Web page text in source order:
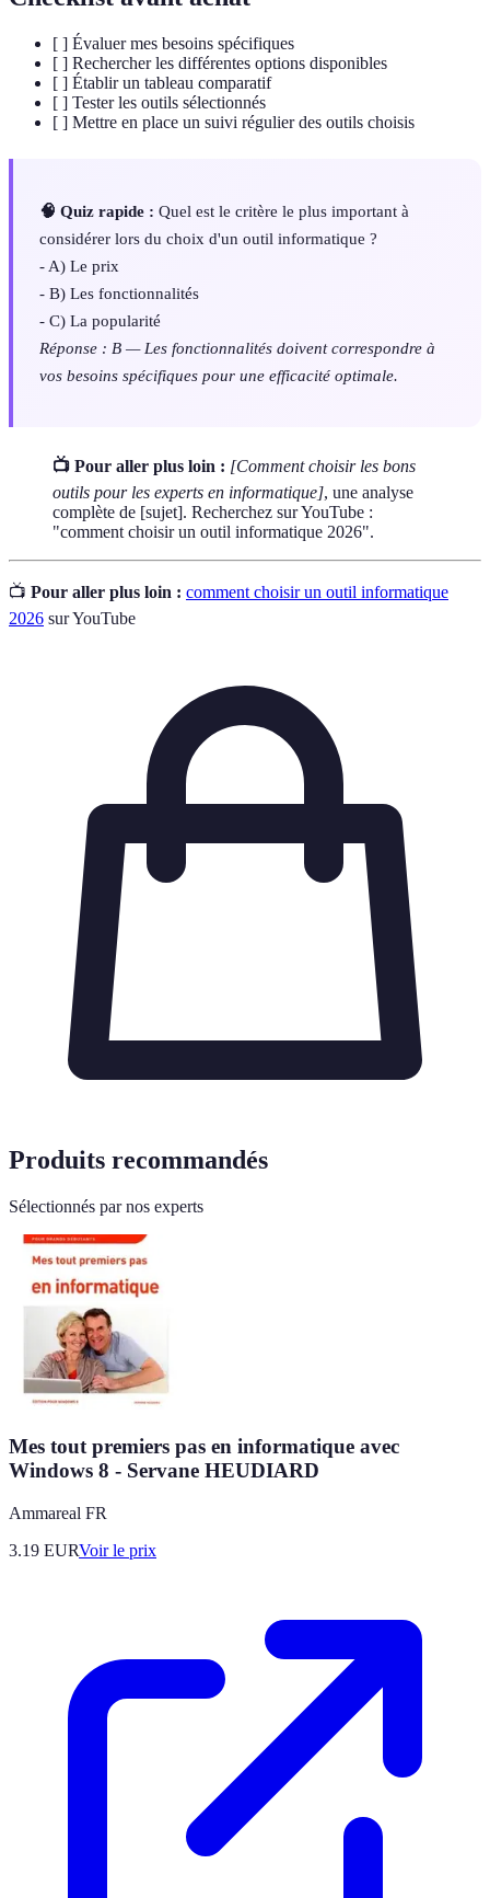
[ ] Évaluer mes besoins spécifiques
[ ] Rechercher les différentes options disponibles
[ ] Établir un tableau comparatif
[ ] Tester les outils sélectionnés
[ ] Mettre en place un suivi régulier des outils choisis
🧠 Quiz rapide : Quel est le critère le plus important à
considérer lors du choix d'un outil informatique ?
- A) Le prix
- B) Les fonctionnalités
- C) La popularité
Réponse : B — Les fonctionnalités doivent correspondre à
vos besoins spécifiques pour une efficacité optimale.
📺 Pour aller plus loin : [Comment choisir les bons
outils pour les experts en informatique], une analyse
complète de [sujet]. Recherchez sur YouTube :
"comment choisir un outil informatique 2026".
📺 Pour aller plus loin : comment choisir un outil informatique
2026 sur YouTube
Produits recommandés
Sélectionnés par nos experts
Mes tout premiers pas en informatique avec
Windows 8 - Servane HEUDIARD
Ammareal FR
3.19 EURVoir le prix